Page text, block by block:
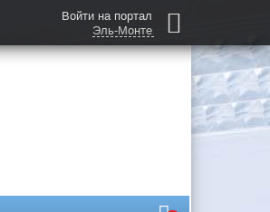
Войти на портал
Эль-Монте